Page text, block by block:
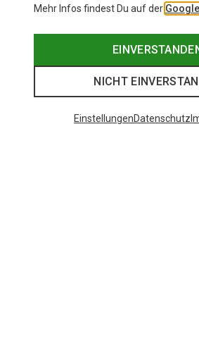
Mehr Infos findest Du auf der
NICHT
EinstellungenDatenschutz